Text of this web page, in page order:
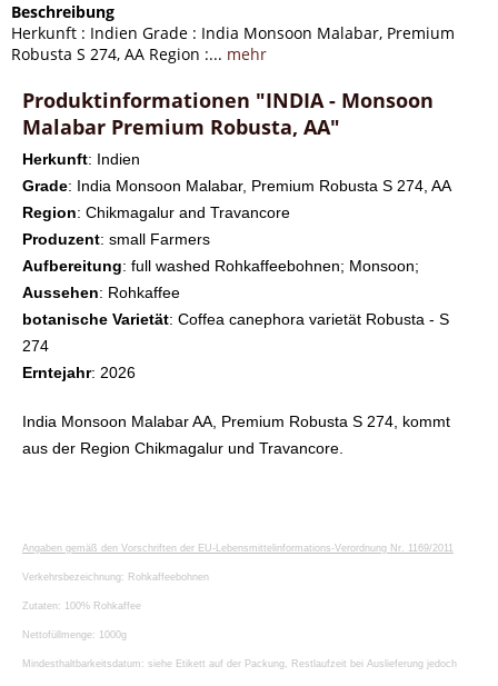
Beschreibung
Herkunft : Indien Grade : India Monsoon Malabar, Premium
Robusta S 274, AA Region :... mehr
Produktinformationen "INDIA - Monsoon
Malabar Premium Robusta, AA"
Herkunft: Indien
Grade: India Monsoon Malabar, Premium Robusta S 274, AA
Region: Chikmagalur and Travancore
Produzent: small Farmers
Aufbereitung: full washed Rohkaffeebohnen; Monsoon;
Aussehen: Rohkaffee
botanische Varietät: Coffea canephora varietät Robusta - S
274
Erntejahr: 2026
India Monsoon Malabar AA, Premium Robusta S 274, kommt
aus der Region Chikmagalur und Travancore.
Angaben gemäß den Vorschriften der EU-Lebensmittelinformations-Verordnung Nr. 1169/2011
Verkehrsbezeichnung: Rohkaffeebohnen
Zutaten: 100% Rohkaffee
Nettofüllmenge: 1000g
Mindesthaltbarkeitsdatum: siehe Etikett auf der Packung, Restlaufzeit bei Auslieferung jedoch